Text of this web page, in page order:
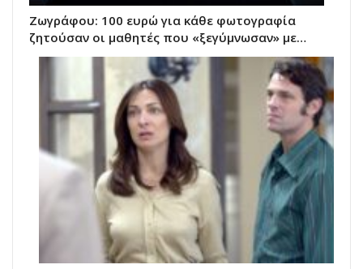
Ζωγράφου: 100 ευρώ για κάθε φωτογραφία
ζητούσαν οι μαθητές που «ξεγύμνωσαν» με…